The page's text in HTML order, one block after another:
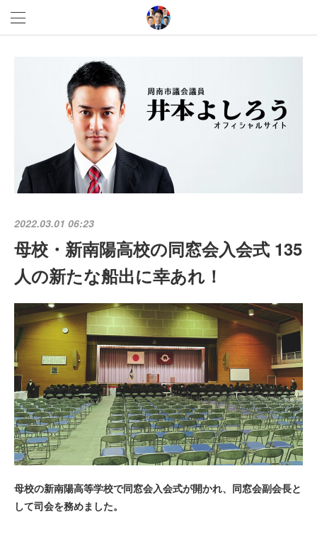
2022.03.01 06:23
母校・新南陽高校の同窓会入会式 135
人の新たな船出に幸あれ！
母校の新南陽高等学校で同窓会入会式が開かれ、同窓会副会長と
して司会を務めました。